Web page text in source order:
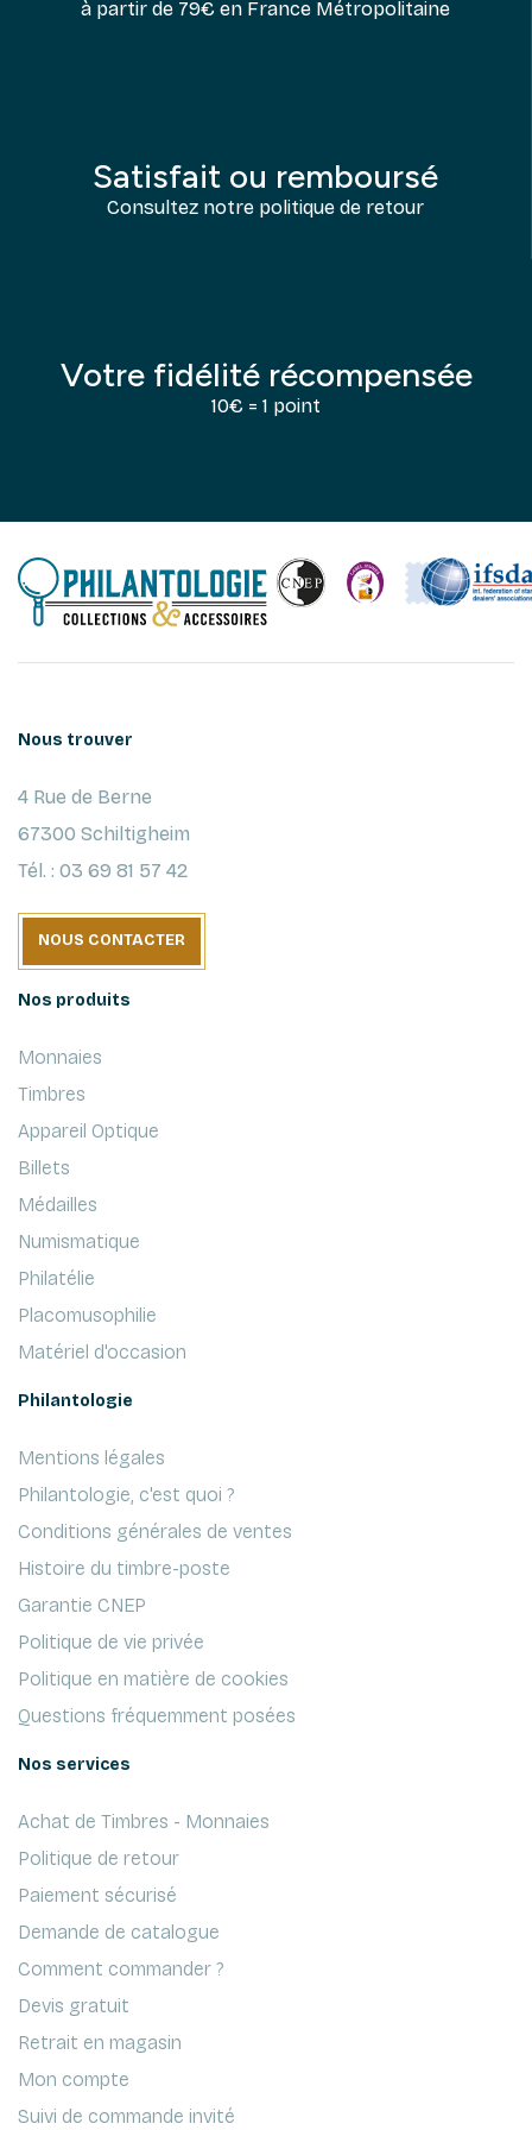
à partir de 79€ en France Métropolitaine
Satisfait ou remboursé
Consultez notre politique de retour
Votre fidélité récompensée
10€ = 1 point
Nous trouver
4 Rue de Berne
67300 Schiltigheim
Tél. : 03 69 81 57 42
NOUS CONTACTER
Nos produits
Monnaies
Timbres
Appareil Optique
Billets
Médailles
Numismatique
Philatélie
Placomusophilie
Matériel d'occasion
Philantologie
Mentions légales
Philantologie, c'est quoi ?
Conditions générales de ventes
Histoire du timbre-poste
Garantie CNEP
Politique de vie privée
Politique en matière de cookies
Questions fréquemment posées
Nos services
Achat de Timbres - Monnaies
Politique de retour
Paiement sécurisé
Demande de catalogue
Comment commander ?
Devis gratuit
Retrait en magasin
Mon compte
Suivi de commande invité